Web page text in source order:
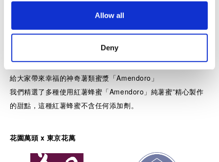
Allow all
Deny
給大家帶來幸福的神奇薯類蜜漿「Amendoro」
我們精選了多種使用紅薯蜂蜜「Amendoro」純薯蜜”精心製作
的甜點，這種紅薯蜂蜜不含任何添加劑。
花園萬頭 x 東京花萬